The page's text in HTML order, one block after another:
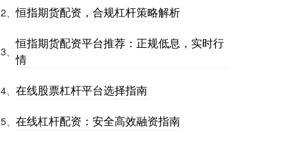
2、恒指期货配资，合规杠杆策略解析
3、
恒指期货配资平台推荐：正规低息，实时行
情
4、 在线股票杠杆平台选择指南
5、 在线杠杆配资：安全高效融资指南